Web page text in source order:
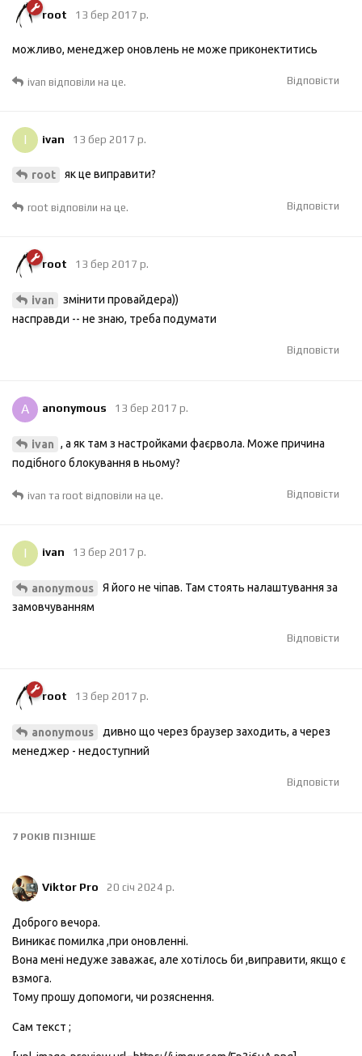
root 13 бер 2017 р.
можливо, менеджер оновлень не може приконектитись
Відповісти
ivan відповіли на це.
I ivan 13 бер 2017 р.
root як це виправити?
Відповісти
root відповіли на це.
root 13 бер 2017 р.
ivan
змінити провайдера))
насправди -- не знаю, треба подумати
Відповісти
A anonymous 13 бер 2017 р.
ivan , а як там з настройками фаєрвола. Може причина
подібного блокування в ньому?
Відповісти
ivan та root відповіли на це.
I ivan 13 бер 2017 р.
anonymous
Я його не чіпав. Там стоять налаштування за
замовчуванням
Відповісти
root 13 бер 2017 р.
anonymous
дивно що через браузер заходить, а через
менеджер - недоступний
Відповісти
7 РОКІВ ПІЗНІШЕ
Viktor Pro 20 січ 2024 р.
Доброго вечора.
Виникає помилка ,при оновленні.
Вона мені недуже заважає, але хотілось би ,виправити, якщо є
взмога.
Тому прошу допомоги, чи розяснення.
Сам текст ;